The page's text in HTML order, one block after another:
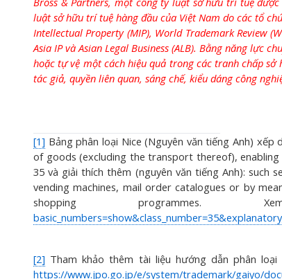
luật sở hữu trí tuệ hàng đầu của Việt Nam do các tổ
Intellectual Property (MIP), World Trademark Review
Asia IP và Asian Legal Business (ALB). Bằng năng lực
hoặc tự vệ một cách hiệu quả trong các tranh chấp
tác giả, quyền liên quan, sáng chế, kiểu dáng công
[1] Bảng phân loại Nice (Nguyên văn tiếng Anh)
of goods (excluding the transport thereof),
35 và giải thích thêm (nguyên văn tiếng Anh): such
vending machines, mail order catalogues or by
shopping
[2] Tham khảo thêm tài liệu hướng dẫn phân
https://www.jpo.go.jp/e/system/trademark/gaiyo/